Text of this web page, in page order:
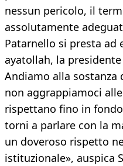
nessun pericolo, il
assolutamente
Patarnello si presta ad
ayatollah, la
Andiamo alla sostanza
non aggrappiamoci
rispettano fino in
torni a parlare con la
un doveroso rispetto
istituzionale», auspica